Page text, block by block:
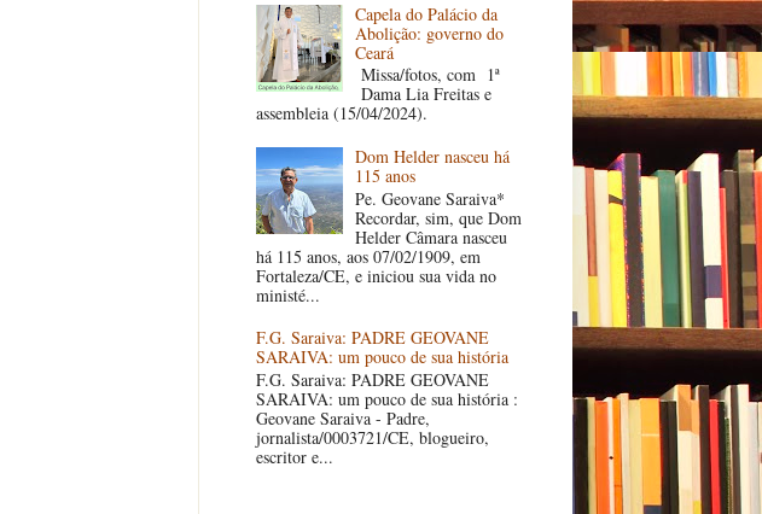
Capela do Palácio da
Abolição: governo do
Ceará
Missa/fotos, com 1ª
Dama Lia Freitas e
assembleia (15/04/2024).
Dom Helder nasceu há
115 anos
Pe. Geovane Saraiva*
Recordar, sim, que Dom
Helder Câmara nasceu
há 115 anos, aos 07/02/1909, em
Fortaleza/CE, e iniciou sua vida no
ministé...
F.G. Saraiva: PADRE GEOVANE
SARAIVA: um pouco de sua história
F.G. Saraiva: PADRE GEOVANE
SARAIVA: um pouco de sua história :
Geovane Saraiva - Padre,
jornalista/0003721/CE, blogueiro,
escritor e...